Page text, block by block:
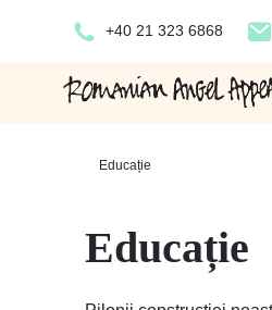
+40 21 323 6868
Educație
Educație